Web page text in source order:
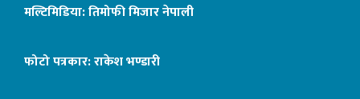
मल्टिमिडिया: तिमोफी मिजार नेपाली
फोटो पत्रकार: राकेश भण्डारी